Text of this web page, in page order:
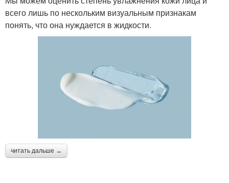
всего лишь по нескольким визуальным признакам
понять, что она нуждается в жидкости.
читать дальше →